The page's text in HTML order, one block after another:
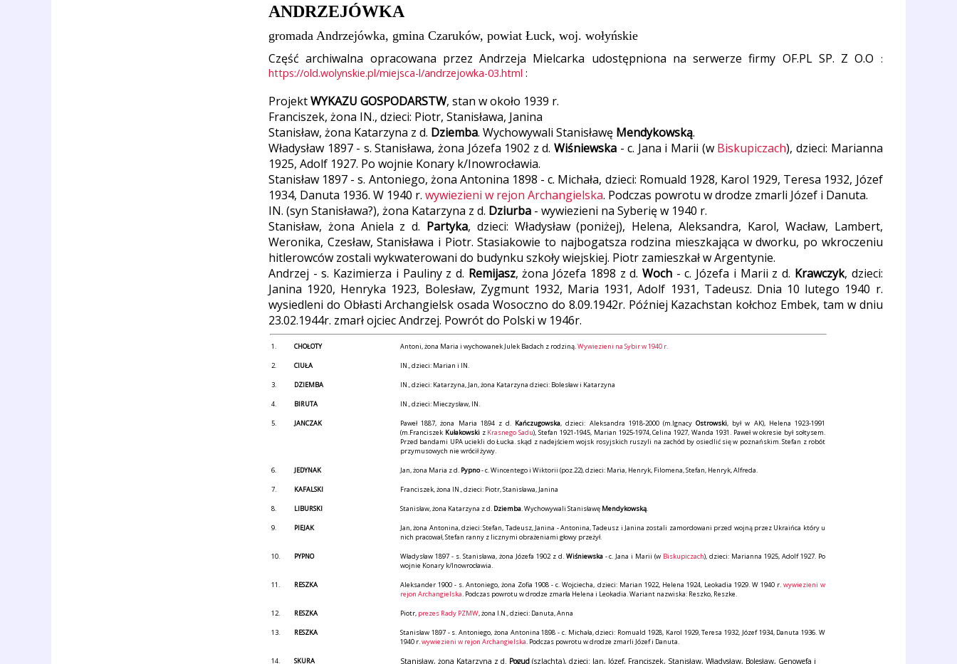
ANDRZEJÓWKA
gromada Andrzejówka, gmina Czaruków, powiat Łuck, woj. wołyńskie
Część archiwalna opracowana przez Andrzeja Mielcarka udostępniona na serwerze firmy OF.PL SP. Z O.O :
https://old.wolynskie.pl/miejsca-l/andrzejowka-03.html :
ProjektWYKAZU GOSPODARSTW, stan w około 1939 r.
Franciszek, żona IN., dzieci: Piotr, Stanisława, Janina
Stanisław, żona Katarzyna z d. Dziemba. Wychowywali Stanisławę Mendykowską.
Władysław 1897 - s. Stanisława, żona Józefa 1902 z d.Wiśniewska - c. Jana i Marii (w Biskupiczach), dzieci: Marianna
1925, Adolf 1927. Po wojnie Konary k/Inowrocławia.
Stanisław 1897 - s. Antoniego, żona Antonina 1898 - c. Michała, dzieci: Romuald 1928, Karol 1929, Teresa 1932, Józef
1934, Danuta 1936. W 1940 r. wywiezieni w rejon Archangielska. Podczas powrotu w drodze zmarli Józef i Danuta.
IN. (syn Stanisława?), żona Katarzyna z d. Dziurba - wywiezieni na Syberię w 1940 r.
Stanisław, żona Aniela z d. Partyka, dzieci: Władysław (poniżej), Helena, Aleksandra, Karol, Wacław, Lambert,
Weronika, Czesław, Stanisława i Piotr. Stasiakowie to najbogatsza rodzina mieszkająca w dworku, po wkroczeniu
hitlerowców zostali wykwaterowani do budynku szkoły wiejskiej. Piotr zamieszkał w Argentynie.
Andrzej - s. Kazimierza i Pauliny z d. Remijasz, żona Józefa 1898 z d.Woch - c. Józefa i Marii z d. Krawczyk, dzieci:
Janina 1920, Henryka 1923, Bolesław, Zygmunt 1932, Maria 1931, Adolf 1931, Tadeusz. Dnia 10 lutego 1940 r.
wysiedleni do Obłasti Archangielsk osada Wosoczno do 8.09.1942r. Później Kazachstan kołchoz Embek, tam w dniu
23.02.1944r. zmarł ojciec Andrzej. Powrót do Polski w 1946r.
1. CHOŁOTY Antoni, żona Maria i wychowanek Julek Badach z rodziną.Wywiezieni na Sybir w 1940 r.
2. CIUŁA IN., dzieci: Marian i IN.
3. DZIEMBA IN., dzieci: Katarzyna, Jan, żona Katarzyna dzieci: Bolesław i Katarzyna
4. BIRUTA IN., dzieci: Mieczysław, IN.
5. JANCZAK Paweł 1887, żona Maria 1894 z d. Kańczugowska, dzieci: Aleksandra 1918-2000 (m.IgnacyOstrowski, był w AK), Helena 1923-1991
(m.Franciszek Kułakowskiz Krasnego Sadu), Stefan 1921-1945, Marian 1925-1974, Celina 1927, Wanda 1931. Paweł w okresie był sołtysem.
Przed bandami UPA uciekli do Łucka. skąd z nadejściem wojsk rosyjskich ruszyli na zachód by osiedlić się w poznańskim. Stefan z robót
przymusowych nie wrócił żywy.
6. JEDYNAK Jan, żona Maria z d. Pypno- c. Wincentego i Wiktorii (poz.22), dzieci: Maria, Henryk, Filomena, Stefan, Henryk, Alfreda.
7. KAFALSKI Franciszek, żona IN., dzieci: Piotr, Stanisława, Janina
8. LIBURSKI Stanisław, żona Katarzyna z d. Dziemba. Wychowywali Stanisławę Mendykowską.
9. PIEJAK
Jan, żona Antonina, dzieci: Stefan, Tadeusz, Janina - Antonina, Tadeusz i Janina zostali zamordowani przed wojną przez Ukraińca który u
nich pracował, Stefan ranny z licznymi obrażeniami głowy przeżył.
10. PYPNO Władysław 1897 - s. Stanisława, żona Józefa 1902 z d. Wiśniewska- c. Jana i Marii (w Biskupiczach), dzieci: Marianna 1925, Adolf 1927. Po
wojnie Konary k/Inowrocławia.
11. RESZKA Aleksander 1900 - s. Antoniego, żona Zofia 1908 - c. Wojciecha, dzieci: Marian 1922, Helena 1924, Leokadia 1929. W 1940 r. wywiezieni w
rejon Archangielska. Podczas powrotu w drodze zmarła Helena i Leokadia. Wariant nazwiska: Reszko, Reszke.
12. RESZKA Piotr, prezes Rady PZMW, żona I.N., dzieci: Danuta, Anna
13. RESZKA
Stanisław 1897 - s. Antoniego, żona Antonina 1898 - c. Michała, dzieci: Romuald 1928, Karol 1929, Teresa 1932, Józef 1934, Danuta 1936. W
1940 r.wywiezieni w rejon Archangielska. Podczas powrotu w drodze zmarli Józef i Danuta.
14. SKURA Stanisław, żona Katarzyna z d. Pogud (szlachta), dzieci: Jan, Józef, Franciszek, Stanisław, Władysław, Bolesław, Genowefa i